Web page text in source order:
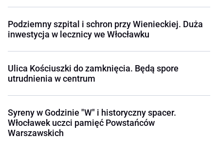
Podziemny szpital i schron przy Wienieckiej. Duża
inwestycja w lecznicy we Włocławku
Ulica Kościuszki do zamknięcia. Będą spore
utrudnienia w centrum
Syreny w Godzinie "W" i historyczny spacer.
Włocławek uczci pamięć Powstańców
Warszawskich